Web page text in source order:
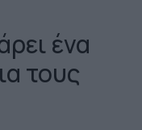
ένα
τους